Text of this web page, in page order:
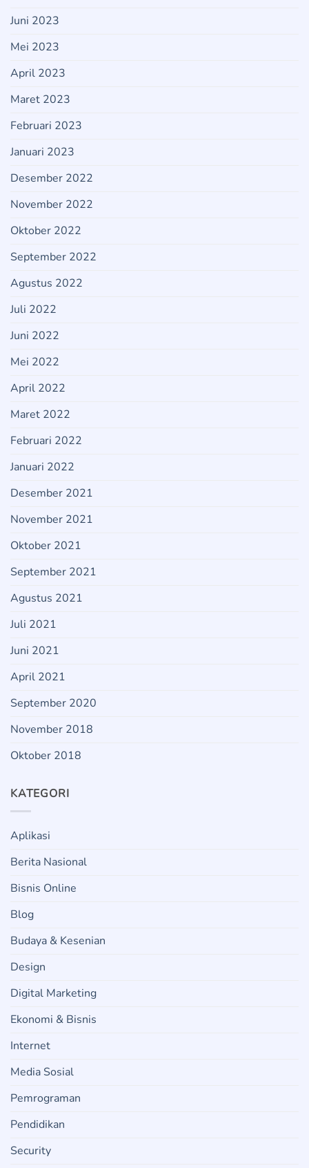
Juni 2023
Mei 2023
April 2023
Maret 2023
Februari 2023
Januari 2023
Desember 2022
November 2022
Oktober 2022
September 2022
Agustus 2022
Juli 2022
Juni 2022
Mei 2022
April 2022
Maret 2022
Februari 2022
Januari 2022
Desember 2021
November 2021
Oktober 2021
September 2021
Agustus 2021
Juli 2021
Juni 2021
April 2021
September 2020
November 2018
Oktober 2018
KATEGORI
Aplikasi
Berita Nasional
Bisnis Online
Blog
Budaya & Kesenian
Design
Digital Marketing
Ekonomi & Bisnis
Internet
Media Sosial
Pemrograman
Pendidikan
Security